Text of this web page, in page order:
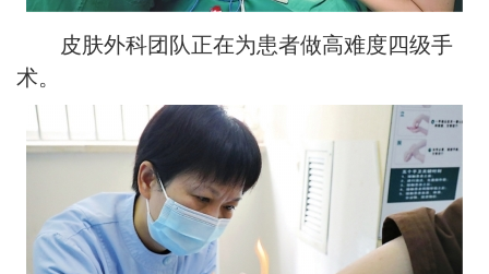
皮肤外科团队正在为患者做高难度四级手
术。